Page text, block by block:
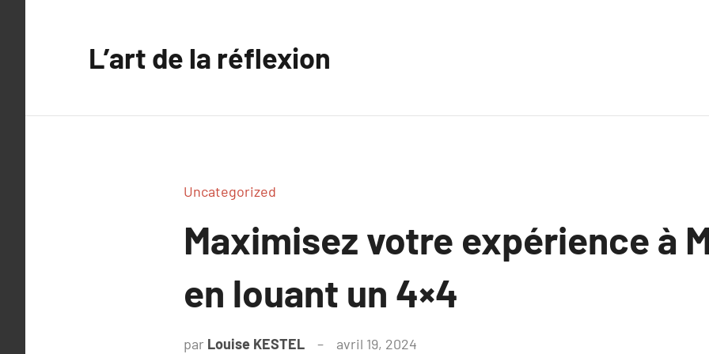
L’art de la réflexion
Uncategorized
Maximisez votre expérience à
en louant un 4×4
par Louise KESTEL avril 19, 2024